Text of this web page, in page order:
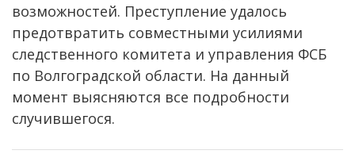
возможностей. Преступление удалось
предотвратить совместными усилиями
следственного комитета и управления ФСБ
по Волгоградской области. На данный
момент выясняются все подробности
случившегося.